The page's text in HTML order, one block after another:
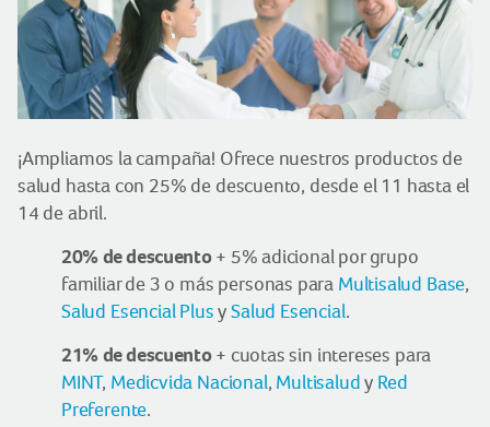
¡Ampliamos la campaña! Ofrece nuestros productos de
salud hasta con 25% de descuento, desde el 11 hasta el
14 de abril.
20% de descuento+ 5% adicional por grupo
familiar de 3 o más personas para Multisalud Base,
Salud Esencial PlusySalud Esencial.
21% de descuento+ cuotas sin intereses para
MINT, Medicvida Nacional, Multisaludy Red
Preferente.